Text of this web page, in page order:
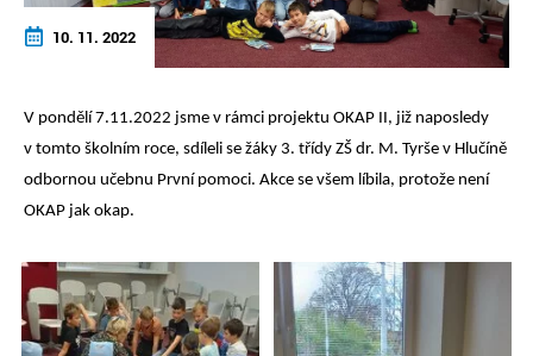
10. 11. 2022
V pondělí 7.11.2022 jsme v rámci projektu OKAP II, již naposledy
v tomto školním roce, sdíleli se žáky 3. třídy ZŠ dr. M. Tyrše v Hlučíně
odbornou učebnu První pomoci. Akce se všem líbila, protože není
OKAP jak okap.